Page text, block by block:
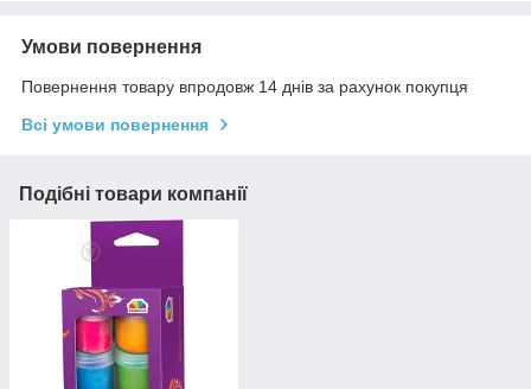
Умови повернення
Повернення товару впродовж 14 днів за рахунок покупця
Всі умови повернення
Подібні товари компанії